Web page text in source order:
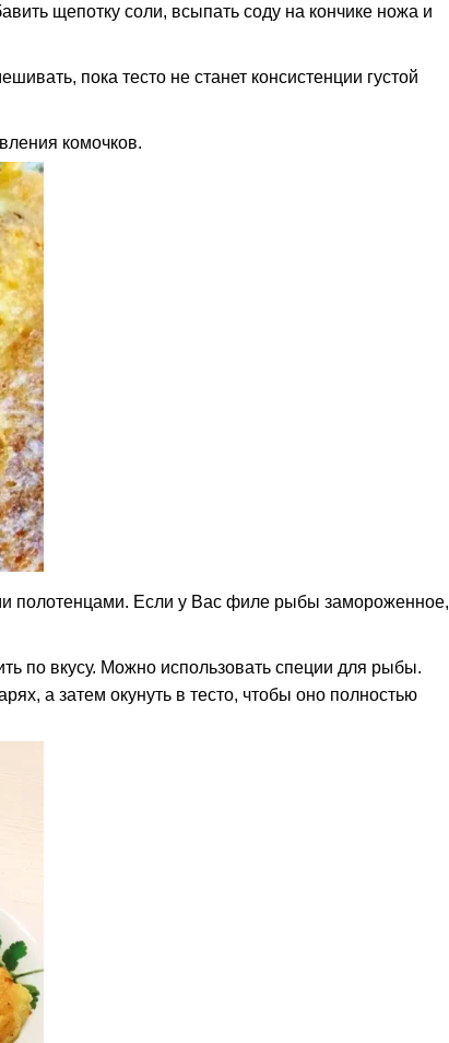
щепотку соли, всыпать соду на кончике ножа и
пока тесто не станет консистенции густой
комочков.
полотенцами. Если у Вас филе рыбы замороженное,
по вкусу. Можно использовать специи для рыбы.
а затем окунуть в тесто, чтобы оно полностью